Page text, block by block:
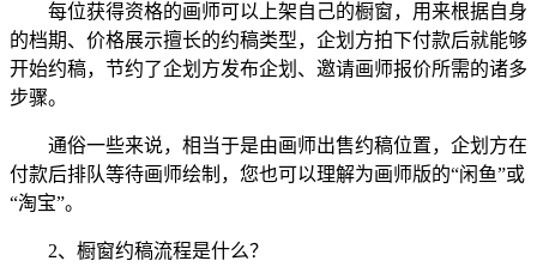
每位获得资格的画师可以上架自己的橱窗，用来根据自身
的档期、价格展示擅长的约稿类型，企划方拍下付款后就能够
开始约稿，节约了企划方发布企划、邀请画师报价所需的诸多
步骤。
通俗一些来说，相当于是由画师出售约稿位置，企划方在
付款后排队等待画师绘制，您也可以理解为画师版的“闲鱼”或
“淘宝”。
2、橱窗约稿流程是什么？